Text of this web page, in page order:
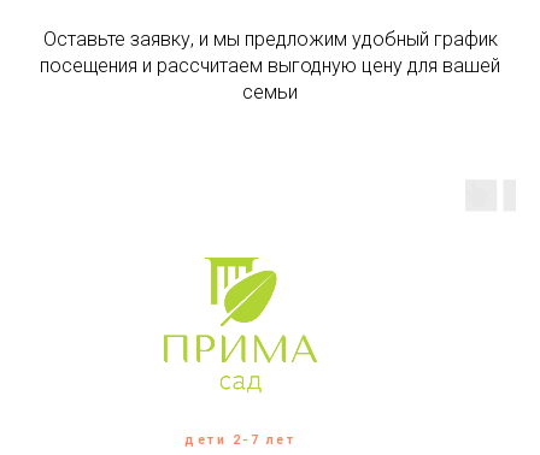
Оставьте заявку, и мы предложим удобный график
посещения и рассчитаем выгодную цену для вашей
семьи
дети 2-7 лет